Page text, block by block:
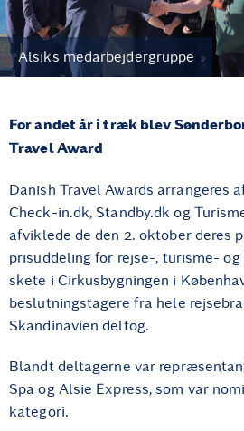
Alsiks medarbejdergruppe
For andet år i træk blev
Travel Award
Danish Travel Awards arrangeres
Check-in.dk, Standby.dk og
afviklede de den 2. oktober deres
prisuddeling for rejse-, turisme-
skete i Cirkusbygningen i
beslutningstagere fra hele
Skandinavien deltog.
Blandt deltagerne var
Spa og Alsie Express, som var
kategori.